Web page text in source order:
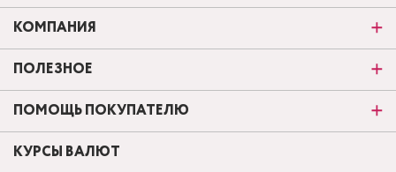
КОМПАНИЯ
ПОЛЕЗНОЕ
ПОМОЩЬ ПОКУПАТЕЛЮ
КУРСЫ ВАЛЮТ